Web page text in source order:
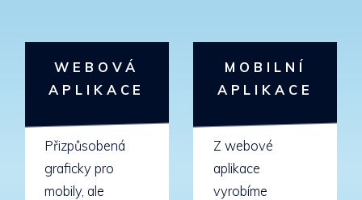
WEBOVÁ
APLIKACE
Přizpůsobená
graficky pro
mobily, ale
MOBILNÍ
APLIKACE
Z webové
aplikace
vyrobíme